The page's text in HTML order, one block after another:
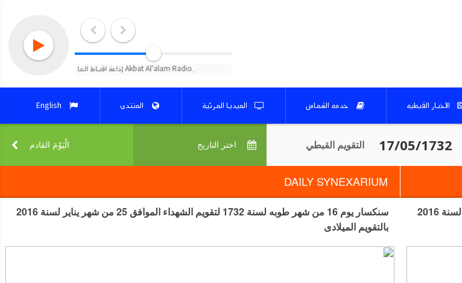
ِAkbat Al'alam Radio إذاعة اقباط العالم
الاخبار القبطيه خدمه الشماس الميديا المرئية المنتدي English
التقويم القبطي‎ الْيَوْمَ القادم‎ اختر التاريخ‎
سنكسار يوم 16 من شهر طوبه لسنة 1732 لتقويم الشهداء الموافق 25 من شهر يناير لسنة 2016
DAILY SYNEXARIUM
سنكسار يوم 16 من شهر طوبه لسنة 1732 لتقويم الشهداء الموافق 25 من شهر يناير لسنة 2016
بالتقويم الميلادى